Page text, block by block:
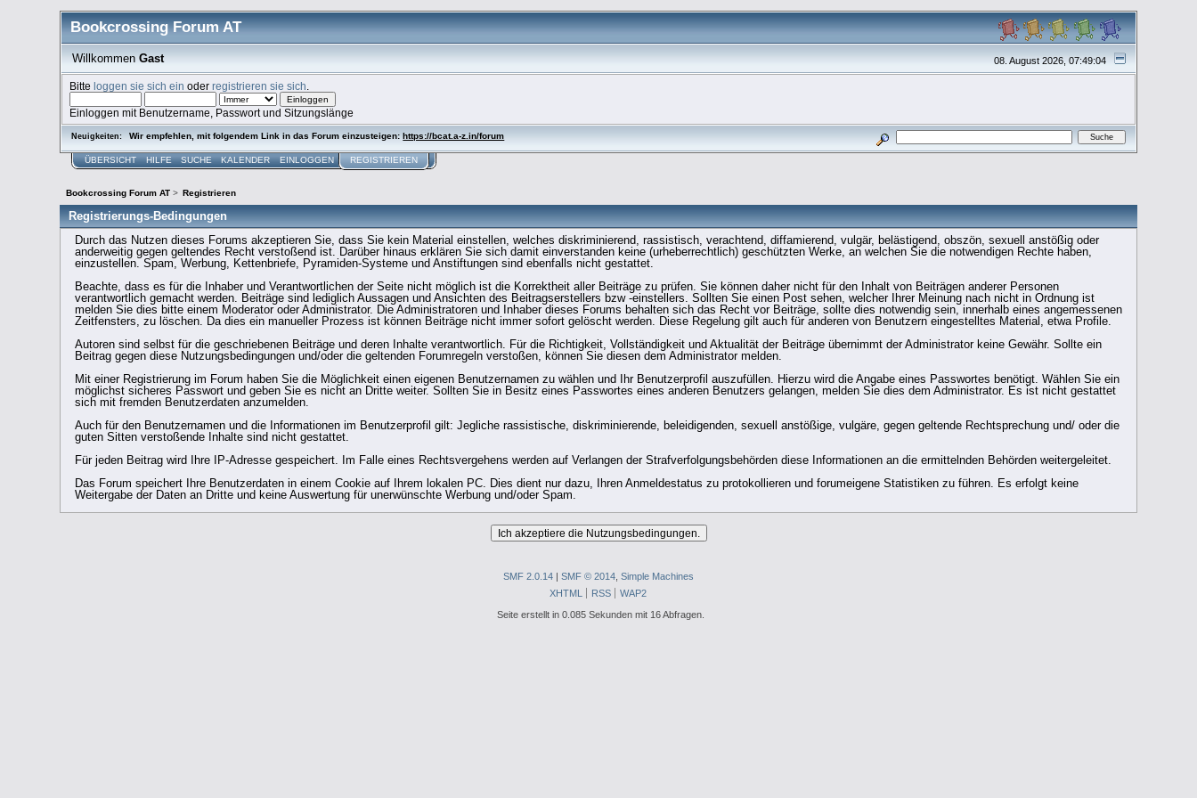
Bookcrossing Forum AT
08. August 2026, 07:49:04
Willkommen Gast
Bitteloggen sie sich ein oderregistrieren sie sich
Einloggen mit Benutzername, Passwort und Sitzungslänge
Neuigkeiten: Wir empfehlen, mit folgendem Link in das Forum einzusteigen:https://bcat.a-z.in/forum
ÜBERSICHT HILFE SUCHE KALENDER EINLOGGEN REGISTRIEREN
Bookcrossing Forum AT> Registrieren
Registrierungs-Bedingungen
Durch das Nutzen dieses Forums akzeptieren Sie, dass Sie kein Material einstellen, welches diskriminierend, rassistisch, verachtend, diffamierend, vulgär, belästigend, obszön, sexuell anstößig oder
anderweitig gegen geltendes Recht verstoßend ist. Darüber hinaus erklären Sie sich damit einverstanden keine (urheberrechtlich) geschützten Werke, an welchen Sie die notwendigen Rechte haben,
einzustellen. Spam, Werbung, Kettenbriefe, Pyramiden-Systeme und Anstiftungen sind ebenfalls nicht gestattet.
Beachte, dass es für die Inhaber und Verantwortlichen der Seite nicht möglich ist die Korrektheit aller Beiträge zu prüfen. Sie können daher nicht für den Inhalt von Beiträgen anderer Personen
verantwortlich gemacht werden. Beiträge sind lediglich Aussagen und Ansichten des Beitragserstellers bzw -einstellers. Sollten Sie einen Post sehen, welcher Ihrer Meinung nach nicht in Ordnung ist
melden Sie dies bitte einem Moderator oder Administrator. Die Administratoren und Inhaber dieses Forums behalten sich das Recht vor Beiträge, sollte dies notwendig sein, innerhalb eines angemessenen
Zeitfensters, zu löschen. Da dies ein manueller Prozess ist können Beiträge nicht immer sofort gelöscht werden. Diese Regelung gilt auch für anderen von Benutzern eingestelltes Material, etwa Profile.
Autoren sind selbst für die geschriebenen Beiträge und deren Inhalte verantwortlich. Für die Richtigkeit, Vollständigkeit und Aktualität der Beiträge übernimmt der Administrator keine Gewähr. Sollte ein
Beitrag gegen diese Nutzungsbedingungen und/oder die geltenden Forumregeln verstoßen, können Sie diesen dem Administrator melden.
Mit einer Registrierung im Forum haben Sie die Möglichkeit einen eigenen Benutzernamen zu wählen und Ihr Benutzerprofil auszufüllen. Hierzu wird die Angabe eines Passwortes benötigt. Wählen Sie ein
möglichst sicheres Passwort und geben Sie es nicht an Dritte weiter. Sollten Sie in Besitz eines Passwortes eines anderen Benutzers gelangen, melden Sie dies dem Administrator. Es ist nicht gestattet
sich mit fremden Benutzerdaten anzumelden.
Auch für den Benutzernamen und die Informationen im Benutzerprofil gilt: Jegliche rassistische, diskriminierende, beleidigenden, sexuell anstößige, vulgäre, gegen geltende Rechtsprechung und/ oder die
guten Sitten verstoßende Inhalte sind nicht gestattet.
Für jeden Beitrag wird Ihre IP-Adresse gespeichert. Im Falle eines Rechtsvergehens werden auf Verlangen der Strafverfolgungsbehörden diese Informationen an die ermittelnden Behörden weitergeleitet.
Das Forum speichert Ihre Benutzerdaten in einem Cookie auf Ihrem lokalen PC. Dies dient nur dazu, Ihren Anmeldestatus zu protokollieren und forumeigene Statistiken zu führen. Es erfolgt keine
Weitergabe der Daten an Dritte und keine Auswertung für unerwünschte Werbung und/oder Spam.
SMF 2.0.14 | SMF © 2014 Simple Machines
XHTML
RSS
WAP2
Seite erstellt in 0.085 Sekunden mit 16 Abfragen.